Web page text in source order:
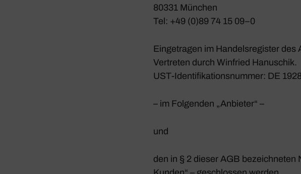
80331 München
Tel: +49 (0)89 74 15 09–0
Einge­tragen im Handels­re­gister des
Vertreten durch Winfried Hanu­schik.
UST-Iden­ti­fi­ka­ti­ons­nummer: DE
– im Folgenden „Anbieter“ –
und
den in § 2 dieser AGB bezeich­neten